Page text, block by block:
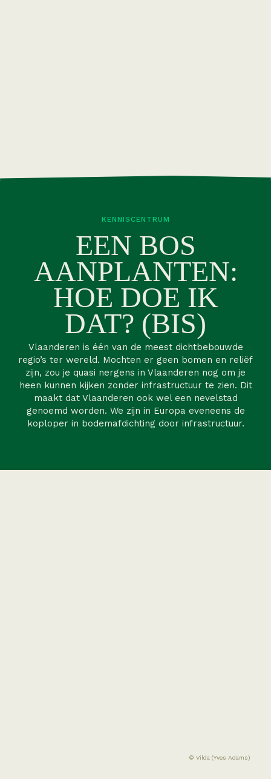
KENNISCENTRUM
EEN BOS
AANPLANTEN:
HOE DOE IK
DAT? (BIS)
Vlaanderen is één van de meest dichtbebouwde
regio’s ter wereld. Mochten er geen bomen en reliëf
zijn, zou je quasi nergens in Vlaanderen nog om je
heen kunnen kijken zonder infrastructuur te zien. Dit
maakt dat Vlaanderen ook wel een nevelstad
genoemd worden. We zijn in Europa eveneens de
koploper in bodemafdichting door infrastructuur.
© Vilda (Yves Adams)